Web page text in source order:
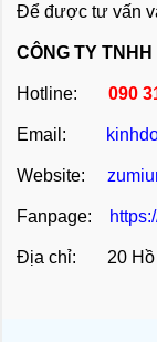
Để được tư vấn
CÔNG TY
Hotline: 090
Email:
Website:
Fanpage:
Địa chỉ: 20 Hồ